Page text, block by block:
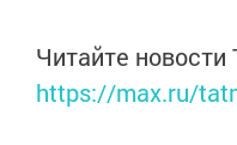
Читайте
https://max.ru/